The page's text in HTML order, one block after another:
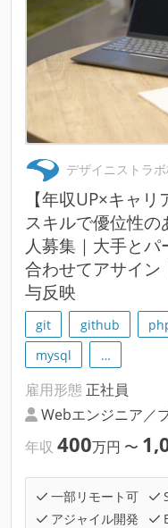
デザイニストラ
【年収UP×キャ
スキルで優位性
人募集｜大手と
合わせてアサイン
与反映
git github
mysql
…
雇用形態 正社員
Webエンジニア／
年収 400万円 〜
一部リモート可
アジャイル開発